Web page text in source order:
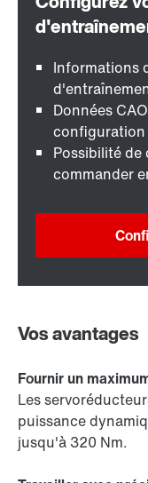
Informations
Données
configuration
Possibilité
commander
Vos avantages
Fournir un
Les
puissance
jusqu'à 320 Nm.